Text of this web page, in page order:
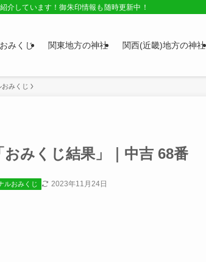
介しています！御朱印情報も随時更新中！
みくじ 関東地方の神社 関西(近畿)地方の神社
みくじ
おみくじ結果」｜中吉 68番
ルおみくじ 2023年11月24日